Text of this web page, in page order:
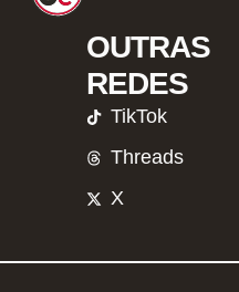
OUTRAS
REDES
TikTok
Threads
X